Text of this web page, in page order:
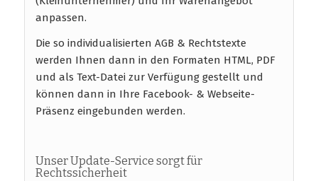
anpassen.
Die so individualisierten AGB & Rechtstexte
werden Ihnen dann in den Formaten HTML, PDF
und als Text-Datei zur Verfügung gestellt und
können dann in Ihre Facebook- & Webseite-
Präsenz eingebunden werden.
Unser Update-Service sorgt für
Rechtssicherheit